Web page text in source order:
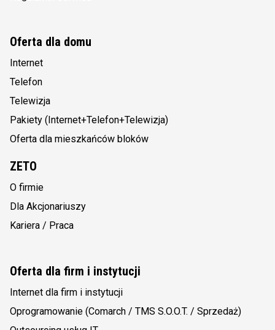
Oferta dla domu
Internet
Telefon
Telewizja
Pakiety (Internet+Telefon+Telewizja)
Oferta dla mieszkańców bloków
ZETO
O firmie
Dla Akcjonariuszy
Kariera / Praca
Oferta dla firm i instytucji
Internet dla firm i instytucji
Oprogramowanie (Comarch / TMS S.O.O.T. / Sprzedaż)